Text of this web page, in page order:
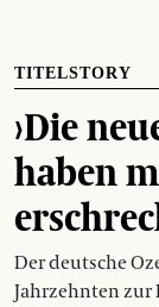
TITELSTORY
›Die
haben
Der deutsche
Jahrzehnten zur